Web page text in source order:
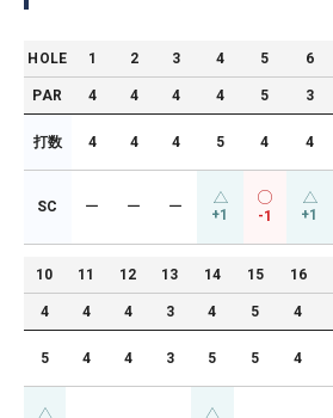
HOLE 1 2 3 4 5 6
PAR 4 4 4 4 5 3
打数 4 4 4 5 4 4
SC ー ー ー +1 -1 +1
10 11 12 13 14 15 16
4 4 4 3 4 5 4
5 4 4 3 5 5 4